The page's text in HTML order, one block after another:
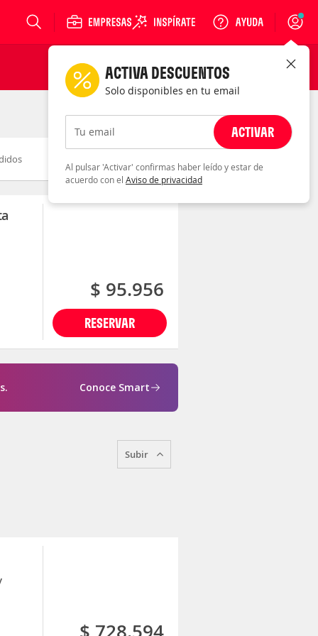
Login
RESERVAR
$ 95.956
Conoce Smart
Subir
ACTIVA DESCUENTOS
Solo disponibles en tu email
Tu email ACTIVAR
Al pulsar 'Activar' confirmas haber leído y estar de
acuerdo con el Aviso de privacidad